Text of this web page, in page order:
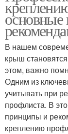
В нашем
крыш
этом, важно
Одним из
учитывать при
профлиста. В
принципы и
креплению